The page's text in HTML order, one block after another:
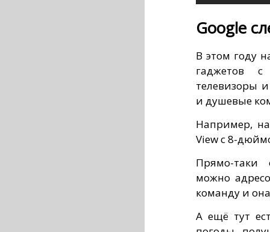
Google
В этом году
гаджетов
телевизоры
и душевые
Например,
View с 8-
Прямо-таки
можно
команду и
А ещё тут